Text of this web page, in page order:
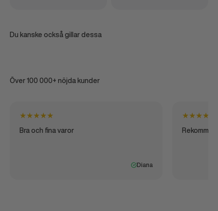
Du kanske också gillar dessa
Över 100 000+ nöjda kunder
★★★★★
Bra och fina varor
Diana
★★★★